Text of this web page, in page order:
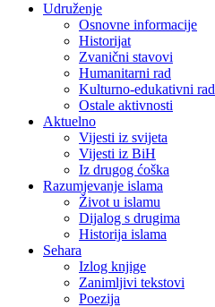
Udruženje
Osnovne informacije
Historijat
Zvanični stavovi
Humanitarni rad
Kulturno-edukativni rad
Ostale aktivnosti
Aktuelno
Vijesti iz svijeta
Vijesti iz BiH
Iz drugog ćoška
Razumjevanje islama
Život u islamu
Dijalog s drugima
Historija islama
Sehara
Izlog knjige
Zanimljivi tekstovi
Poezija